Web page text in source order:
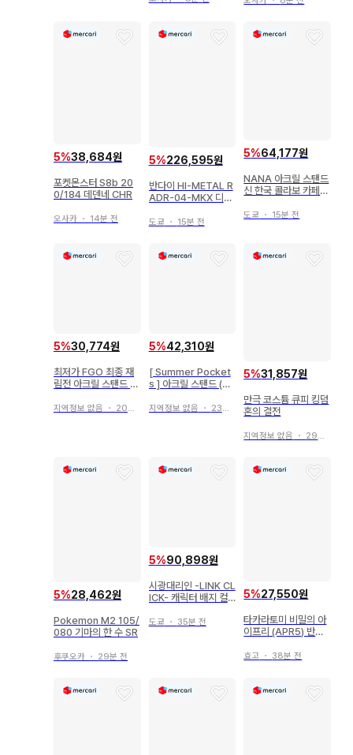
5%38,684원
포켓몬스터 S8b 20
0/184 데덴네 CHR
오사카 ・ 14분 전
5%226,595원
반다이 HI-METAL R
ADR-04-MKX 디스
도쿄 ・ 15분 전
5%64,177원
NANA 아크릴 스탠드
신 한국 콜라보 카페
도쿄 ・ 15분 전
5%30,774원
최저가 FGO 최종 재
림전 아크릴 스탠드 한
지역정보 없음 ・ 20분 전
5%42,310원
[ Summer Pocket
s ] 아크릴 스탠드 (쿠
ver.)
지역정보 없음 ・ 23분 전
5%31,857원
만극 코스튬 큐피 킹덤
혼의 결전
지역정보 없음 ・ 29분 전
5%28,462원
Pokemon M2 105/
080 기마의 한 수 SR
후쿠오카 ・ 29분 전
5%90,898원
시광대리인 -LINK CL
ICK- 캐릭터 배지 컬
도쿄 ・ 35분 전
5%27,550원
타카라토미 비밀의 아
이프리 (APR5) 반지
(4) APR5-020
효고 ・ 38분 전